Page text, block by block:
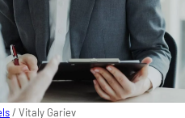
/ Vitaly Gariev